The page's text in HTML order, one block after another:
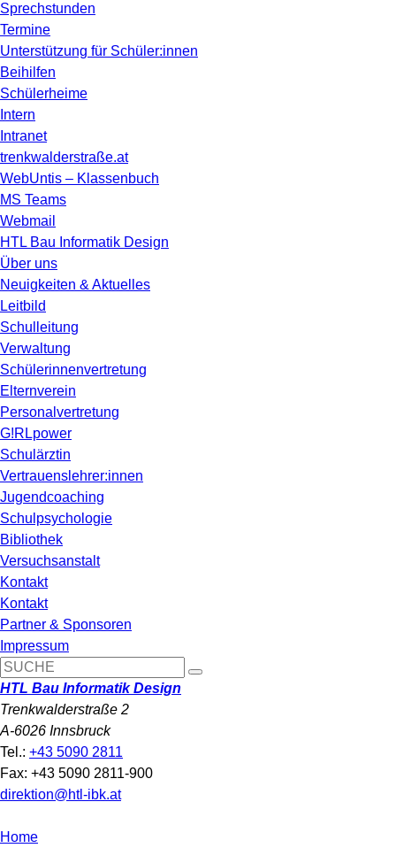
Sprechstunden
Termine
Unterstützung für Schüler:innen
Beihilfen
Schülerheime
Intern
Intranet
trenkwalderstraße.at
WebUntis – Klassenbuch
MS Teams
Webmail
HTL Bau Informatik Design
Über uns
Neuigkeiten & Aktuelles
Leitbild
Schulleitung
Verwaltung
Schülerinnenvertretung
Elternverein
Personalvertretung
G!RLpower
Schulärztin
Vertrauenslehrer:innen
Jugendcoaching
Schulpsychologie
Bibliothek
Versuchsanstalt
Kontakt
Kontakt
Partner & Sponsoren
Impressum
HTL Bau Informatik Design
Trenkwalderstraße 2
A-6026 Innsbruck
Tel.: +43 5090 2811
Fax: +43 5090 2811-900
direktion@htl-ibk.at
Home